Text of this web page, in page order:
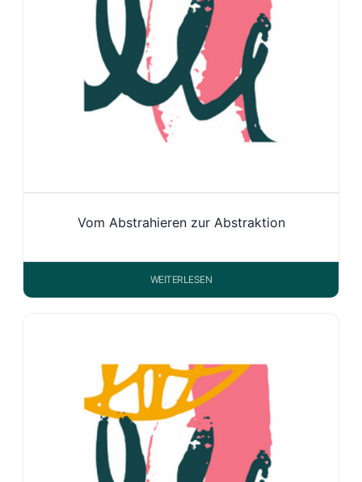
Vom Abstrahieren zur Abstraktion
WEITERLESEN